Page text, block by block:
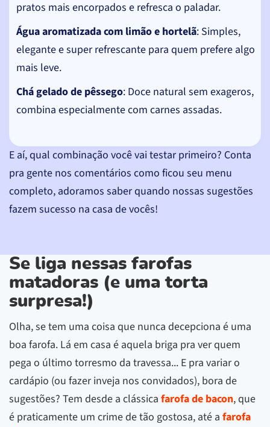
pratos mais encorpados e refresca o paladar.
Água aromatizada com limão e hortelã: Simples,
elegante e super refrescante para quem prefere algo
mais leve.
Chá gelado de pêssego: Doce natural sem exageros,
combina especialmente com carnes assadas.
E aí, qual combinação você vai testar primeiro? Conta
pra gente nos comentários como ficou seu menu
completo, adoramos saber quando nossas sugestões
fazem sucesso na casa de vocês!
Se liga nessas farofas
matadoras (e uma torta
surpresa!)
Olha, se tem uma coisa que nunca decepciona é uma
boa farofa. Lá em casa é aquela briga pra ver quem
pega o último torresmo da travessa... E pra variar o
cardápio (ou fazer inveja nos convidados), bora de
sugestões? Tem desde a clássica farofa de bacon, que
é praticamente um crime de tão gostosa, até a farofa